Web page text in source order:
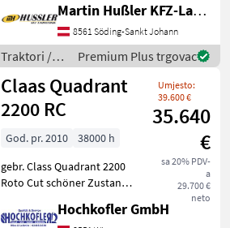
Zustand! • Vollausstattung •
Neu Bereift • 620
Betriebsstunden •
Frontkraftheber •
Martin Hußler KFZ-Landtechnik
8561 Söding-Sankt Johann
Traktori /
Claas
Premium Plus trgovac
Claas Quadrant
2200 RC
Umjesto:
39.600 €
35.640
€
sa 20% PDV-
a
29.700 €
neto
God. pr. 2010
38000 h
gebr. Class Quadrant 2200
Roto Cut schöner Zustand
Verkauf im Kundenauftrag
Hochkofler GmbH